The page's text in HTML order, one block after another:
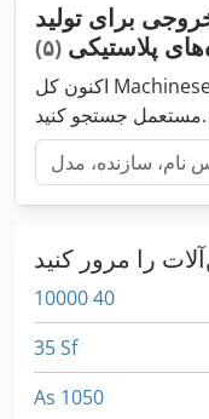
برای تولید
پلاستیکی (۵)
اکنون کل Machineseeker را با بیش از ۲۰۰٬۰۰۰ ماشین
مستعمل جستجو کنید.
10000 40
35 Sf
As 1050